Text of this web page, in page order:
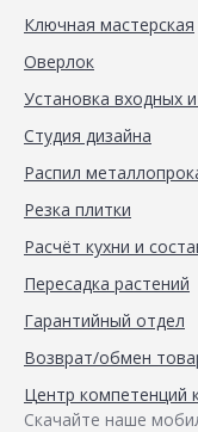
Ключная мастерская
Оверлок
Установка входных
Студия дизайна
Распил
Резка плитки
Расчёт кухни и
Пересадка растений
Гарантийный отдел
Возврат/обмен
Центр компетенций
Скачайте наше